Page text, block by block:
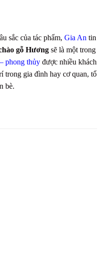
sắc của tác phẩm, Gia An tin
gỗ Hương sẽ là một trong
phong thủy được nhiều khách
trong gia đình hay cơ quan, tổ
bè.